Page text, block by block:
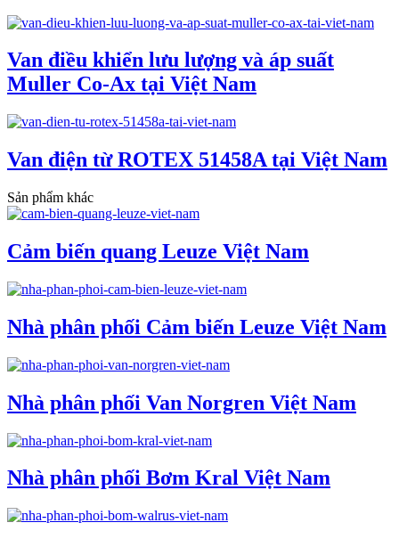
Van điều khiển lưu lượng và áp suất
Muller Co-Ax tại Việt Nam
Van điện từ ROTEX 51458A tại Việt Nam
Sản phẩm khác
Cảm biến quang Leuze Việt Nam
Nhà phân phối Cảm biến Leuze Việt Nam
Nhà phân phối Van Norgren Việt Nam
Nhà phân phối Bơm Kral Việt Nam